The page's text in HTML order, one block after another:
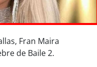
Fran Maira
de Baile 2.